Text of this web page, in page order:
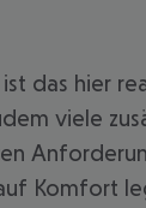
das hier
viele
Komfort